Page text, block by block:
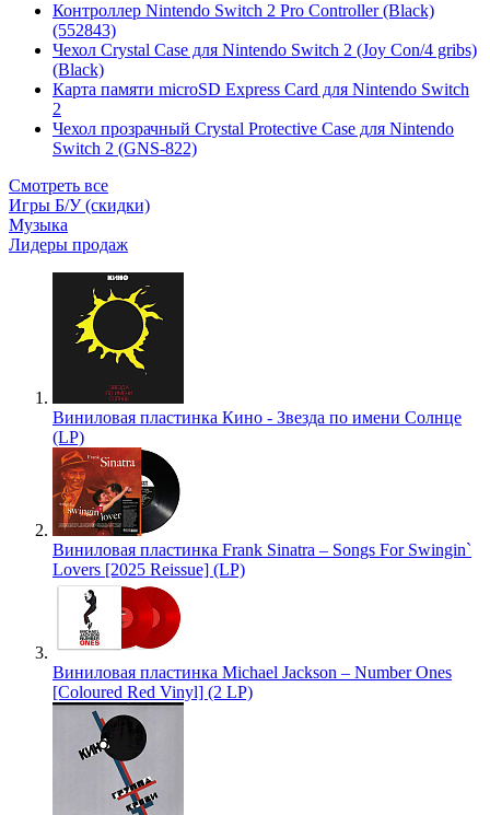
Контроллер Nintendo Switch 2 Pro Controller (Black)
(552843)
Чехол Сrystal Сase для Nintendo Switch 2 (Joy Con/4 gribs)
(Black)
Карта памяти microSD Express Card для Nintendo Switch
2
Чехол прозрачный Crystal Protective Case для Nintendo
Switch 2 (GNS-822)
Смотреть все
Игры Б/У (скидки)
Музыка
Лидеры продаж
Виниловая пластинка Кино - Звезда по имени Солнце
(LP)
Виниловая пластинка Frank Sinatra – Songs For Swingin`
Lovers [2025 Reissue] (LP)
Виниловая пластинка Michael Jackson – Number Ones
[Coloured Red Vinyl] (2 LP)